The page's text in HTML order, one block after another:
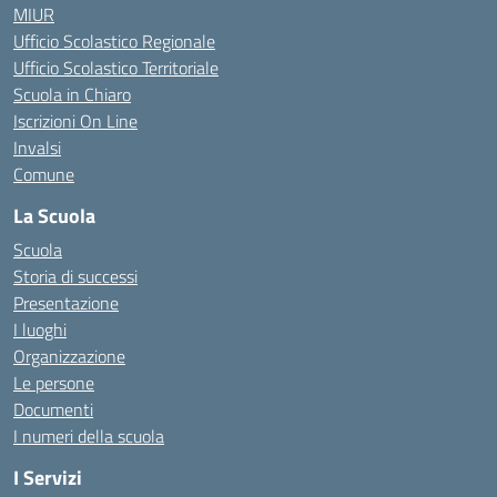
MIUR
Ufficio Scolastico Regionale
Ufficio Scolastico Territoriale
Scuola in Chiaro
Iscrizioni On Line
Invalsi
Comune
La Scuola
Scuola
Storia di successi
Presentazione
I luoghi
Organizzazione
Le persone
Documenti
I numeri della scuola
I Servizi